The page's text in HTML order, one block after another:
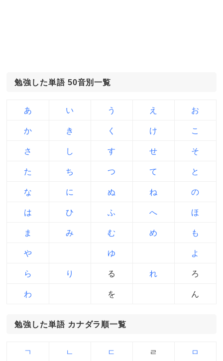
勉強した単語 50音別一覧
あ い う え お
か き く け こ
さ し す せ そ
た ち つ て と
な に ぬ ね の
は ひ ふ へ ほ
ま み む め も
や ゆ よ
ら り る れ ろ
わ を ん
勉強した単語 カナダラ順一覧
ㄱ ㄴ ㄷ ㄹ ㅁ